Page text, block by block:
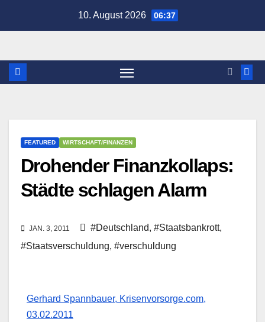
10. August 2026 06:37
FEATURED WIRTSCHAFT/FINANZEN
Drohender Finanzkollaps:
Städte schlagen Alarm
JAN. 3, 2011 #Deutschland, #Staatsbankrott,
#Staatsverschuldung, #verschuldung
Gerhard Spannbauer, Krisenvorsorge.com,
03.02.2011